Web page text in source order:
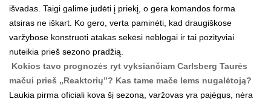
išvadas. Taigi galime judėti į priekį, o gera komandos forma
atsiras ne iškart. Ko gero, verta paminėti, kad draugiškose
varžybose konstruoti atakas sekėsi neblogai ir tai pozityviai
nuteikia prieš sezono pradžią.
Kokios tavo prognozės ryt vyksiančiam Carlsberg Taurės
mačui prieš „Reaktorių”? Kas tame mače lems nugalėtoją?
Laukia pirma oficiali kova šį sezoną, varžovas yra pajėgus, nėra